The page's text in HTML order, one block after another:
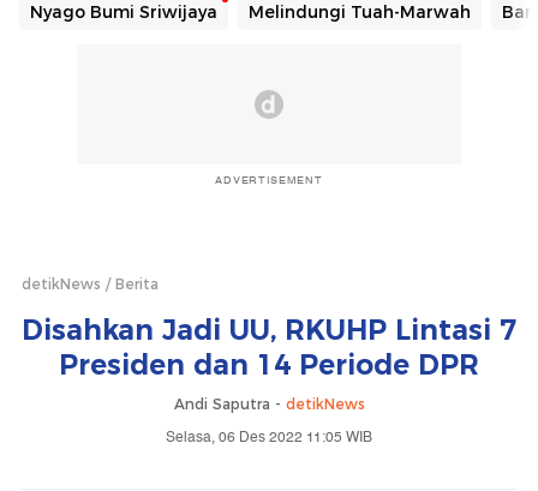
Nyago Bumi Sriwijaya Melindungi Tuah-Marwah
ADVERTISEMENT
detikNews Berita
Disahkan Jadi UU, RKUHP Lintasi 7
Presiden dan 14 Periode DPR
Andi Saputra - detikNews
Selasa, 06 Des 2022 11:05 WIB